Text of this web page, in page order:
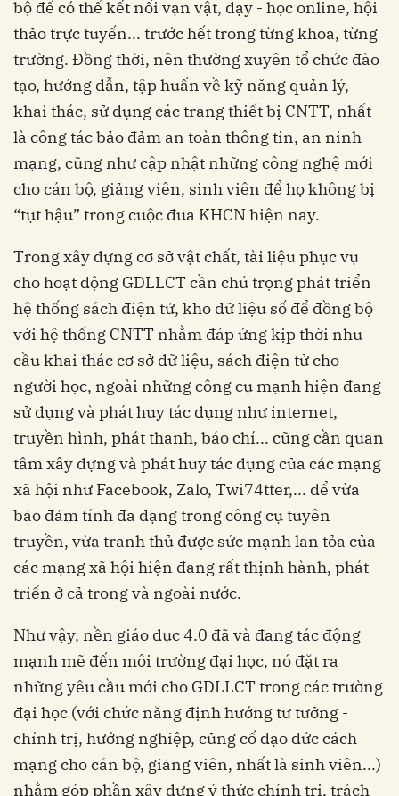
bộ để có thể kết nối vạn vật, dạy - học online, hội
thảo trực tuyến... trước hết trong từng khoa, từng
trường. Đồng thời, nên thường xuyên tổ chức đào
tạo, hướng dẫn, tập huấn về kỹ năng quản lý,
khai thác, sử dụng các trang thiết bị CNTT, nhất
là công tác bảo đảm an toàn thông tin, an ninh
mạng, cũng như cập nhật những công nghệ mới
cho cán bộ, giảng viên, sinh viên để họ không bị
“tụt hậu” trong cuộc đua KHCN hiện nay.
Trong xây dựng cơ sở vật chất, tài liệu phục vụ
cho hoạt động GDLLCT cần chú trọng phát triển
hệ thống sách điện tử, kho dữ liệu số để đồng bộ
với hệ thống CNTT nhằm đáp ứng kịp thời nhu
cầu khai thác cơ sở dữ liệu, sách điện tử cho
người học, ngoài những công cụ mạnh hiện đang
sử dụng và phát huy tác dụng như internet,
truyền hình, phát thanh, báo chí... cũng cần quan
tâm xây dựng và phát huy tác dụng của các mạng
xã hội như Facebook, Zalo, Twi74tter,... để vừa
bảo đảm tính đa dạng trong công cụ tuyên
truyền, vừa tranh thủ được sức mạnh lan tỏa của
các mạng xã hội hiện đang rất thịnh hành, phát
triển ở cả trong và ngoài nước.
Như vậy, nền giáo dục 4.0 đã và đang tác động
mạnh mẽ đến môi trường đại học, nó đặt ra
những yêu cầu mới cho GDLLCT trong các trường
đại học (với chức năng định hướng tư tưởng -
chính trị, hướng nghiệp, củng cố đạo đức cách
mạng cho cán bộ, giảng viên, nhất là sinh viên...)
nhằm góp phần xây dựng ý thức chính trị, trách